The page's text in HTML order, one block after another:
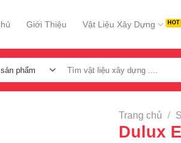
Giới Thiệu Vật Liệu Xây Dựng
kiếm:
Trang chủ /
Dulux